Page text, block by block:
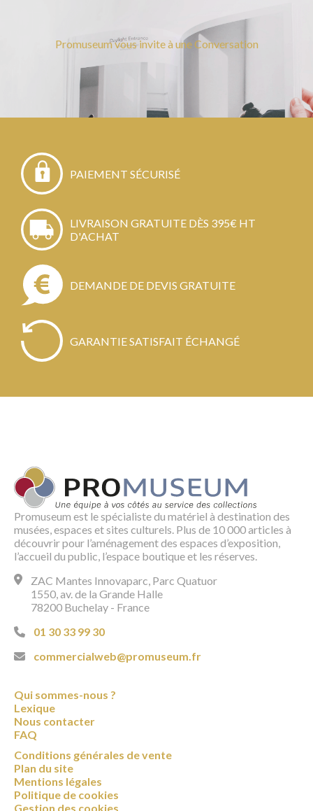
Promuseum vous invite à une Conversation
PAIEMENT SÉCURISÉ
LIVRAISON GRATUITE DÈS 395€ HT
D'ACHAT
DEMANDE DE DEVIS GRATUITE
GARANTIE SATISFAIT ÉCHANGÉ
Promuseum est le spécialiste du matériel à destination des
musées, espaces et sites culturels. Plus de 10 000 articles à
découvrir pour l’aménagement des espaces d’exposition,
l’accueil du public, l’espace boutique et les réserves.
ZAC Mantes Innovaparc, Parc Quatuor
1550, av. de la Grande Halle
78200 Buchelay - France
01 30 33 99 30
commercialweb@promuseum.fr
Qui sommes-nous ?
Lexique
Nous contacter
FAQ
Conditions générales de vente
Plan du site
Mentions légales
Politique de cookies
Gestion des cookies